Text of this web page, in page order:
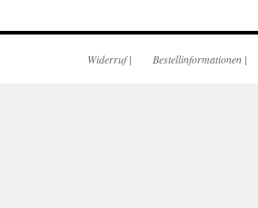
Widerruf| Bestellinformationen |